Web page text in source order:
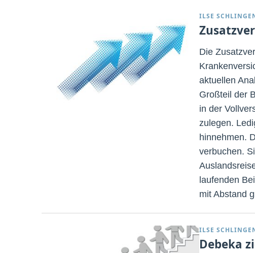
ILSE
Die
aktuellen
Großteil der
in der
zulegen.
hinnehmen.
verbuchen.
laufenden
mit Abstand
ILSE
Debeka